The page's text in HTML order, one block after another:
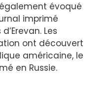
évoqué
imprimé
Les
ont découvert
américaine, le
en Russie.